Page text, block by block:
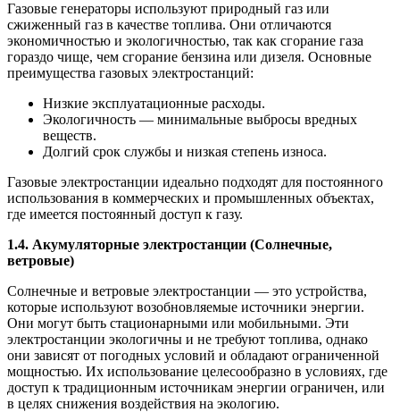
Газовые генераторы используют природный газ или
сжиженный газ в качестве топлива. Они отличаются
экономичностью и экологичностью, так как сгорание газа
гораздо чище, чем сгорание бензина или дизеля. Основные
преимущества газовых электростанций:
Низкие эксплуатационные расходы.
Экологичность — минимальные выбросы вредных
веществ.
Долгий срок службы и низкая степень износа.
Газовые электростанции идеально подходят для постоянного
использования в коммерческих и промышленных объектах,
где имеется постоянный доступ к газу.
1.4. Акумуляторные электростанции (Солнечные,
ветровые)
Солнечные и ветровые электростанции — это устройства,
которые используют возобновляемые источники энергии.
Они могут быть стационарными или мобильными. Эти
электростанции экологичны и не требуют топлива, однако
они зависят от погодных условий и обладают ограниченной
мощностью. Их использование целесообразно в условиях, где
доступ к традиционным источникам энергии ограничен, или
в целях снижения воздействия на экологию.